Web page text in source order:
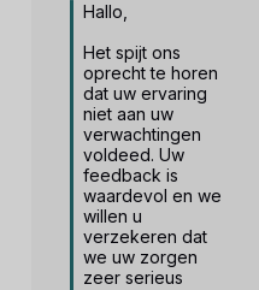
Hallo,
Het spijt ons
oprecht te horen
dat uw ervaring
niet aan uw
verwachtingen
voldeed. Uw
feedback is
waardevol en we
willen u
verzekeren dat
we uw zorgen
zeer serieus